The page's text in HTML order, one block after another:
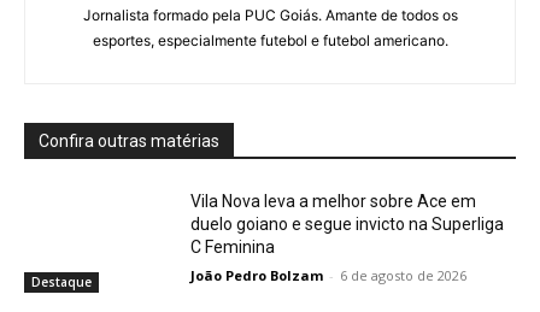
Jornalista formado pela PUC Goiás. Amante de todos os
esportes, especialmente futebol e futebol americano.
Confira outras matérias
Destaque
Vila Nova leva a melhor sobre Ace em
duelo goiano e segue invicto na Superliga
C Feminina
João Pedro Bolzam - 6 de agosto de 2026